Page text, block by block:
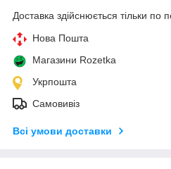
Доставка здійснюється тільки по
Нова Пошта
Магазини Rozetka
Укрпошта
Самовивіз
Всі умови доставки